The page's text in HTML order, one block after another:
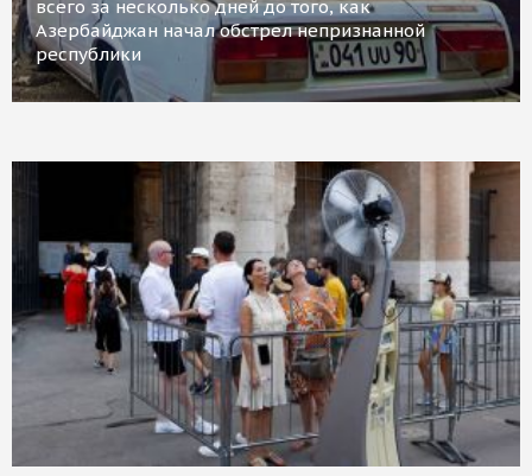
всего за несколько дней до того, как
Азербайджан начал обстрел непризнанной
республики